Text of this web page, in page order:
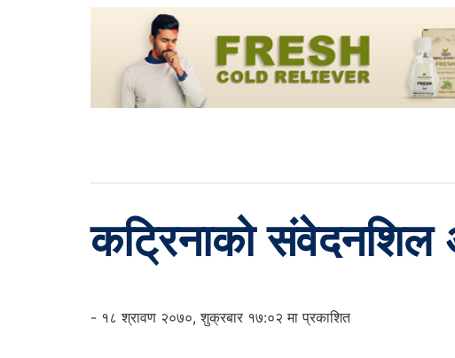
कट्रिनाको संवेदनशिल
- १८ श्रावण २०७०, शुक्रबार १७:०२ मा प्रकाशित